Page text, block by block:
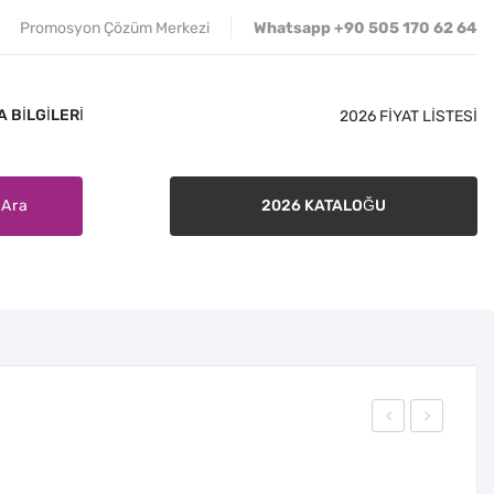
Promosyon Çözüm Merkezi Whatsapp +90 505 170 62 64
BILGILERI 2026 FİYAT LİSTESİ
Ara 2026 KATALOĞU